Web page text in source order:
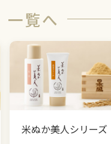
一覧へ
米ぬか美人シリーズ